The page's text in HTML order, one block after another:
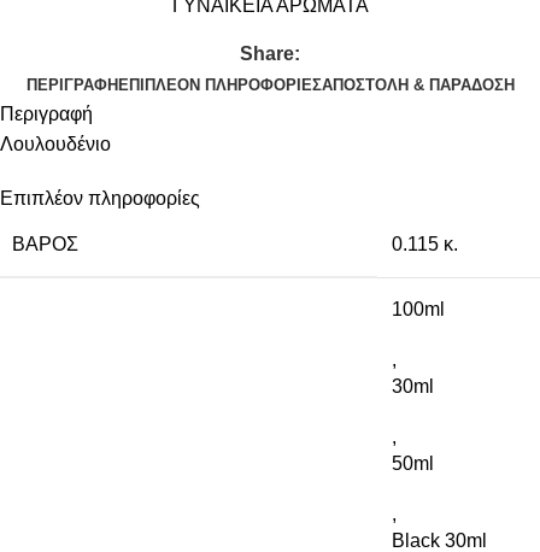
ΓΥΝΑΙΚΕΙΑ ΑΡΩΜΑΤΑ
Share:
ΠΕΡΙΓΡΑΦΉ ΕΠΙΠΛΈΟΝ ΠΛΗΡΟΦΟΡΊΕΣΑΠΟΣΤΟΛΉ & ΠΑΡΆΔΟΣΗ
Περιγραφή
Λουλουδένιο
Επιπλέον πληροφορίες
ΒΆΡΟΣ 0.115 κ.
100ml
,
30ml
,
50ml
,
Black 30ml